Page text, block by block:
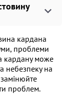
кардана
проблеми
кардану може
небезпеку на
проблем.